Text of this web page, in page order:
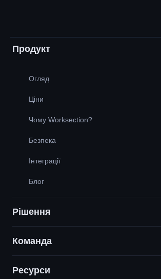
Продукт
Огляд
Ціни
Чому Worksection?
Безпека
Інтеграції
Блог
Рішення
Digital Маркетинг агенції
Команда
Вакансії
Ресурси